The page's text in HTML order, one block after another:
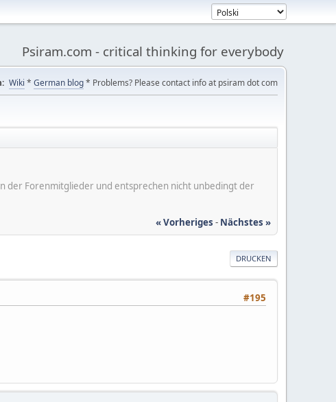
Psiram.com - critical thinking for everybody
Wiki * German blog* Problems? Please contact info at psiram dot com
der Forenmitglieder und entsprechen nicht unbedingt der
« Vorheriges - Nächstes »
DRUCKEN
#195